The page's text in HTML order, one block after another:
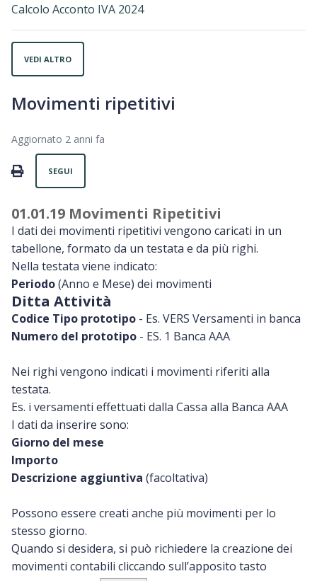
Calcolo Acconto IVA 2024
VEDI ALTRO
Movimenti ripetitivi
Aggiornato 2 anni fa
PRINT
SEGUI
01.01.19 Movimenti Ripetitivi
I dati dei movimenti ripetitivi vengono caricati in un
tabellone, formato da un testata e da più righi.
Nella testata viene indicato:
Periodo(Anno e Mese) dei movimenti
Ditta Attività
Codice Tipo prototipo - Es. VERS Versamenti in banca
Numero del prototipo - ES. 1 Banca AAA
Nei righi vengono indicati i movimenti riferiti alla
testata.
Es. i versamenti effettuati dalla Cassa alla Banca AAA
I dati da inserire sono:
Giorno del mese
Importo
Descrizione aggiuntiva (facoltativa)
Possono essere creati anche più movimenti per lo
stesso giorno.
Quando si desidera, si può richiedere la creazione dei
movimenti contabili cliccando sull’apposito tasto